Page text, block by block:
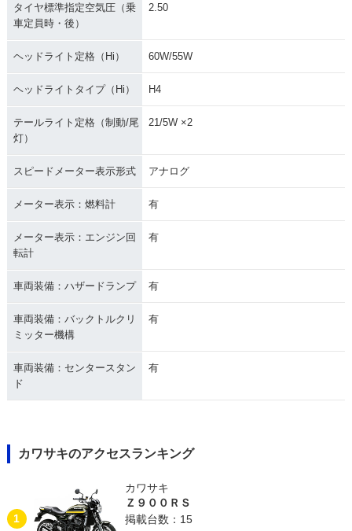
タイヤ標準指定空気圧（乗
車定員時・後）
2.50
ヘッドライト定格（Hi） 60W/55W
ヘッドライトタイプ（Hi） H4
テールライト定格（制動/尾
灯）
21/5W ×2
スピードメーター表示形式 アナログ
メーター表示：燃料計 有
メーター表示：エンジン回
転計
有
車両装備：ハザードランプ 有
車両装備：バックトルクリ
ミッター機構
有
車両装備：センタースタン
ド
有
カワサキのアクセスランキング
1
カワサキ
Ｚ９００ＲＳ
掲載台数：15